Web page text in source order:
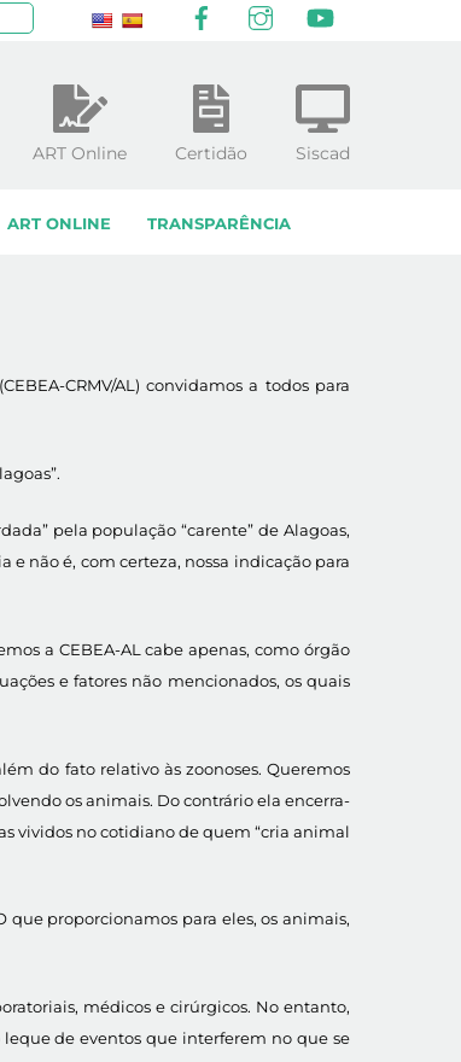
ART ONLINE TRANSPARÊNCIA
ART Online Certidão Siscad
CRMV/AL) convidamos a todos para
pela população “carente” de Alagoas,
não é, com certeza, nossa indicação para
a CEBEA-AL cabe apenas, como órgão
e fatores não mencionados, os quais
do fato relativo às zoonoses. Queremos
os animais. Do contrário ela encerra-
vividos no cotidiano de quem “cria animal
proporcionamos para eles, os animais,
médicos e cirúrgicos. No entanto,
de eventos que interferem no que se